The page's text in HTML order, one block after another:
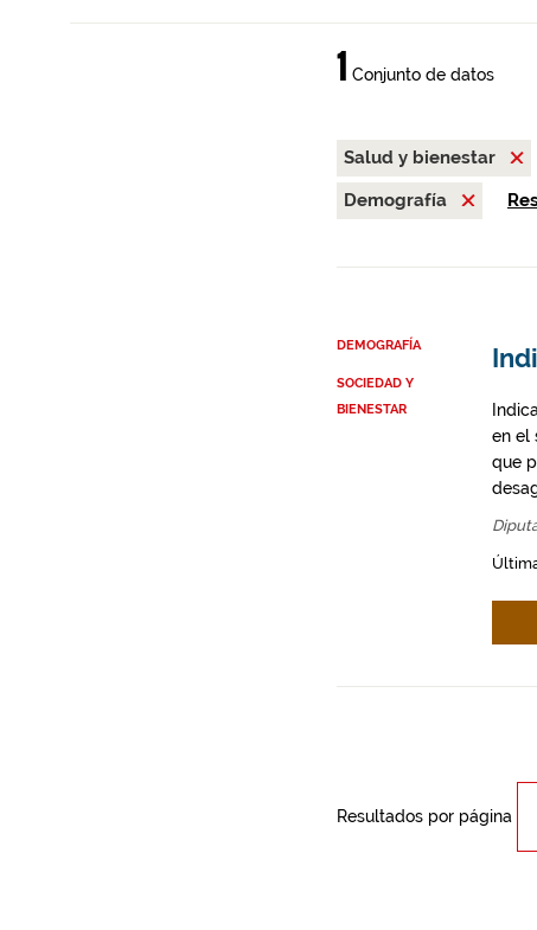
1 Conjunto de datos
Salud y bienestar
Demografía
DEMOGRAFÍA
SOCIEDAD Y
BIENESTAR
en el
que
Resultados por página